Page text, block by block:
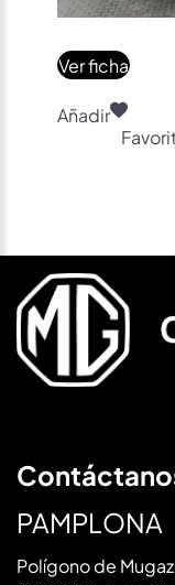
Ver ficha
Añadir
PAMPLONA
Polígono de